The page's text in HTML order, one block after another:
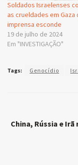
Soldados Israelenses
as crueldades em Gaza
imprensa esconde
19 de julho de 2024
Em "INVESTIGAÇÃO"
Tags: Genocídio
China, Rússia e